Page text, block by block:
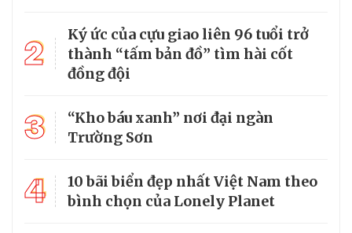
2
Ký ức của cựu giao liên 96 tuổi trở
thành “tấm bản đồ” tìm hài cốt
đồng đội
3
“Kho báu xanh” nơi đại ngàn
Trường Sơn
4
10 bãi biển đẹp nhất Việt Nam theo
bình chọn của Lonely Planet